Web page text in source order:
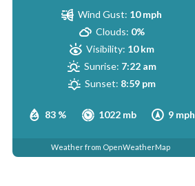
83 % 1022 mb 9 mph
Wind Gust: 10 mph
Clouds: 0%
Visibility: 10 km
Sunrise: 7:22 am
Sunset: 8:59 pm
Weather from OpenWeatherMap